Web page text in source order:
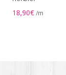
18,90€ /m